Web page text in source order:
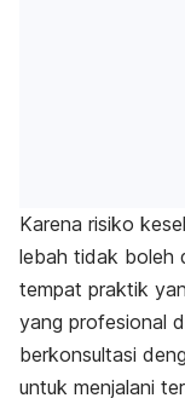
Karena risiko
lebah tidak boleh
tempat praktik
yang profesional
berkonsultasi
untuk menjalani